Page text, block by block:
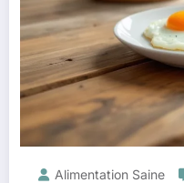
Alimentation Saine